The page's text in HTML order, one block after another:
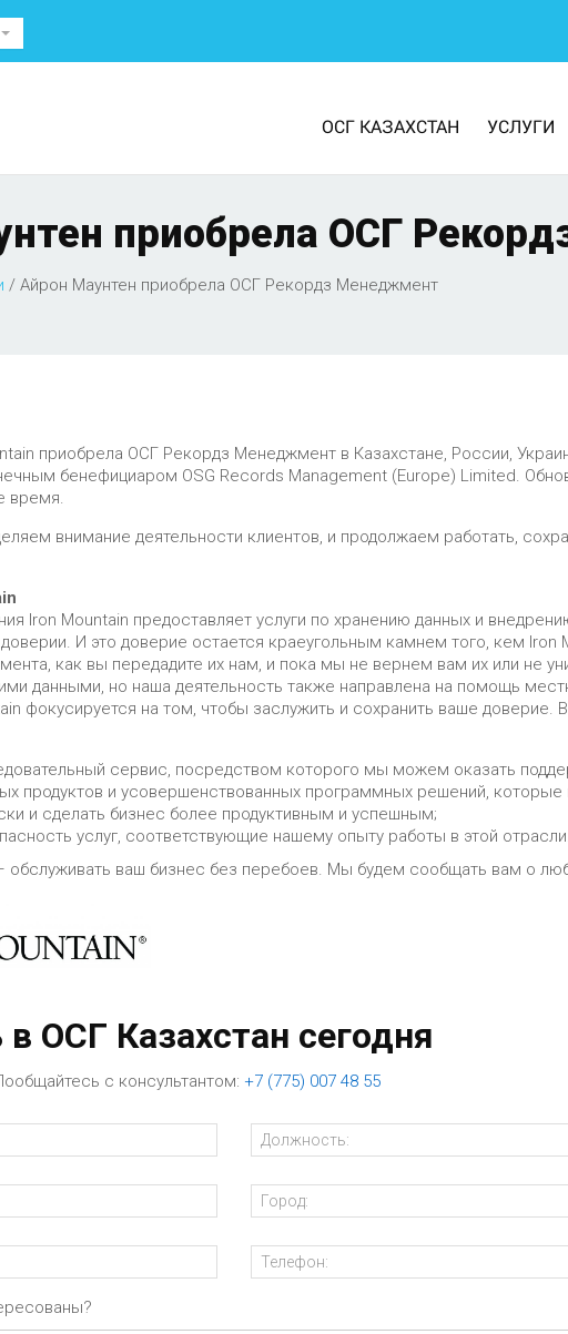
ОСГ КАЗАХСТАН УСЛУГИ
приобрела ОСГ
/ Айрон Маунтен приобрела ОСГ Рекордз Менеджмент
приобрела ОСГ Рекордз Менеджмент в Казахстане, России,
бенефициаром OSG Records Management (Europe) Limited.
время.
внимание деятельности клиентов, и продолжаем работать,
Iron Mountain предоставляет услуги по хранению данных и
И это доверие остается краеугольным камнем того, кем
как вы передадите их нам, и пока мы не вернем вам их или
данными, но наша деятельность также направлена на помощь
фокусируется на том, чтобы заслужить и сохранить ваше
сервис, посредством которого мы можем оказать
продуктов и усовершенствованных программных решений,
и сделать бизнес более продуктивным и успешным;
услуг, соответствующие нашему опыту работы в этой отрасли.
обслуживать ваш бизнес без перебоев. Мы будем сообщать вам о
в ОСГ Казахстан сегодня
с консультантом: +7 (775) 007 48 55